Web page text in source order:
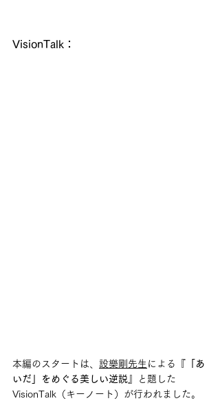
VisionTalk：
本編のスタートは、 設樂剛先生 による
『「あ
いだ」をめぐる美しい逆説』
と題した
VisionTalk（キーノート）が行われました。